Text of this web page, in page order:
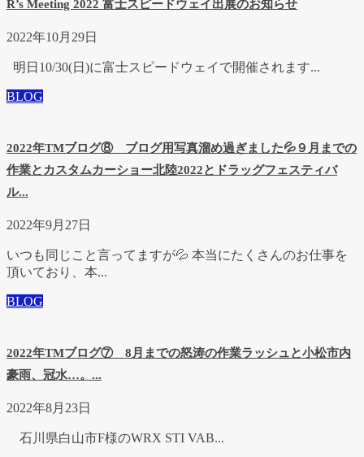
R’s Meeting 2022 富士スピードウェイ出展のお知らせ
2022年10月29日
明日10/30(日)に富士スピードウェイで開催されます...
BLOG
2022年TMブログ⑧ ブログ用写真溜め過ぎました💦９月までの
作業とカスタムカーショー北陸2022とドラッグフェスティバ
ル...
2022年9月27日
いつも同じこと言ってますが💦 本当にたくさんのお仕事を
頂いており、本...
BLOG
2022年TMブログ⑦ 8月までの怒涛の作業ラッシュと小松市内
豪雨、冠水…。...
2022年8月23日
石川県白山市F様のWRX STI VAB...